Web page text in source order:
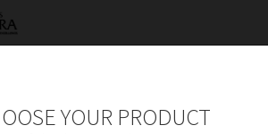
YOUR PRODUCT